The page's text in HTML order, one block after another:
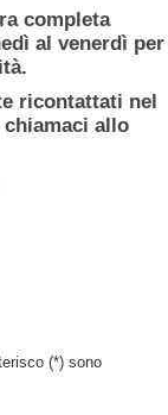
completa
al venerdì per
ricontattati nel
allo
(*) sono